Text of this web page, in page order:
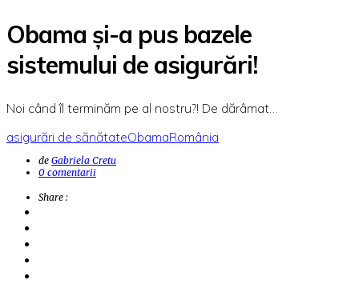
Obama şi-a pus bazele
sistemului de asigurări!
Noi când îl terminăm pe al nostru?! De dărâmat…
asigurări de sănătateObamaRomânia
de Gabriela Cretu
0 comentarii
Share :